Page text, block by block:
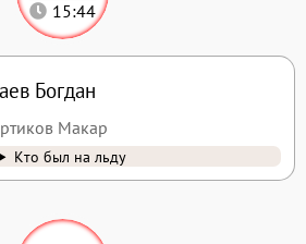
15:44
Богдан
Макар
Кто был на льду